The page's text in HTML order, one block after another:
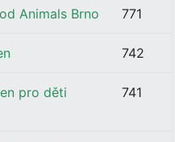
Animals Brno 771
742
pro děti
741